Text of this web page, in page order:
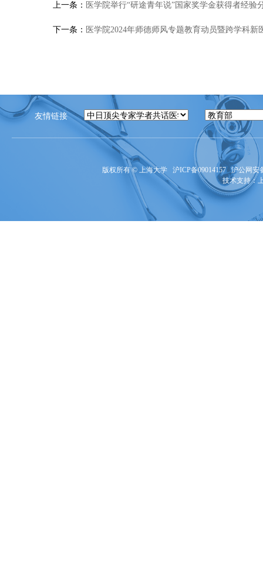
上一条： 医学院举行“研途青年说”国家奖学金获得者经验
下一条： 医学院2024年师德师风专题教育动员暨跨学科新
友情链接
版权所有 © 上海大学 沪ICP备09014157 沪公网安
技术支持：